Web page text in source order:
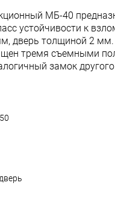
МБ-40
устойчивости к
дверь толщиной 2 мм.
тремя съемными
замок